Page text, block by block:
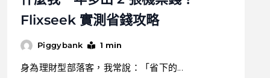
Flixseek 實測省錢攻略
Piggybank 1 min
身為理財型部落客，我常說：「省下的...